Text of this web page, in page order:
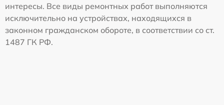
интересы. Все виды ремонтных работ выполняются
исключительно на устройствах, находящихся в
законном гражданском обороте, в соответствии со ст.
1487 ГК РФ.